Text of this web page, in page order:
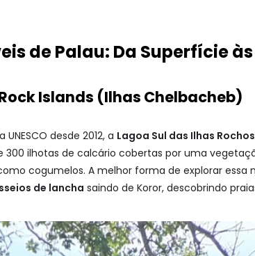
de Palau: Da Superfície
Islands (Ilhas Chelbacheb)
desde 2012, a Lagoa Sul das Ilhas
300 ilhotas de calcário cobertas por uma
cogumelos. A melhor forma de explorar essa
de lancha saindo de Koror, descobrindo